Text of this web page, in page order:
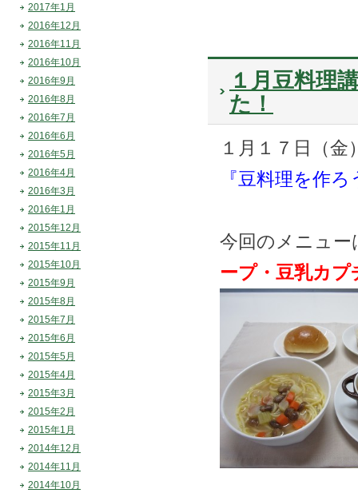
１月豆料理
た！
１月１７日（
『豆料理を作ろ
今回のメニュー
ープ・豆乳カ
2017年1月
2016年12月
2016年11月
2016年10月
2016年9月
2016年8月
2016年7月
2016年6月
2016年5月
2016年4月
2016年3月
2016年1月
2015年12月
2015年11月
2015年10月
2015年9月
2015年8月
2015年7月
2015年6月
2015年5月
2015年4月
2015年3月
2015年2月
2015年1月
2014年12月
2014年11月
2014年10月